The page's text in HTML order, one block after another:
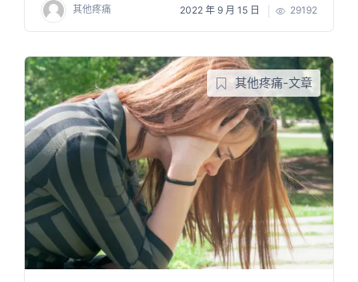
其他疼痛 2022 年 9 月 15 日 29192
其他疼痛-文章